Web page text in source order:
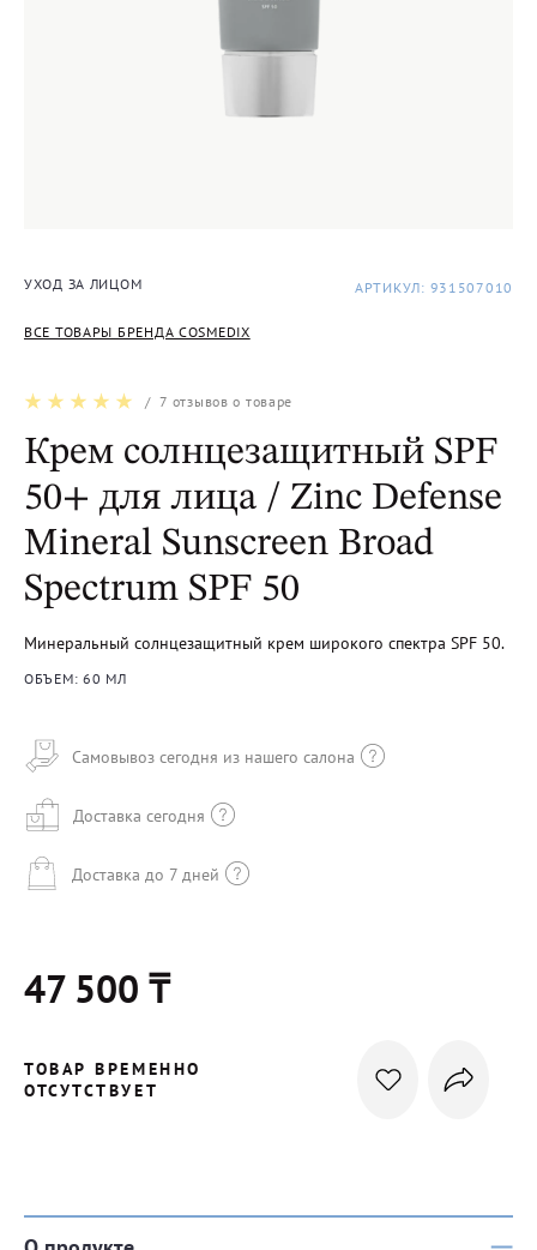
УХОД ЗА ЛИЦОМ
ВСЕ ТОВАРЫ БРЕНДА COSMEDIX
АРТИКУЛ: 931507010
/7 отзывов о товаре
Крем солнцезащитный SPF
50+ для лица / Zinc Defense
Mineral Sunscreen Broad
Spectrum SPF 50
Минеральный солнцезащитный крем широкого спектра SPF 50.
ОБЪЕМ: 60 МЛ
Самовывоз сегодня из нашего салона
Доставка сегодня
Доставка до 7 дней
47 500 ₸
ТОВАР ВРЕМЕННО
ОТСУТСТВУЕТ